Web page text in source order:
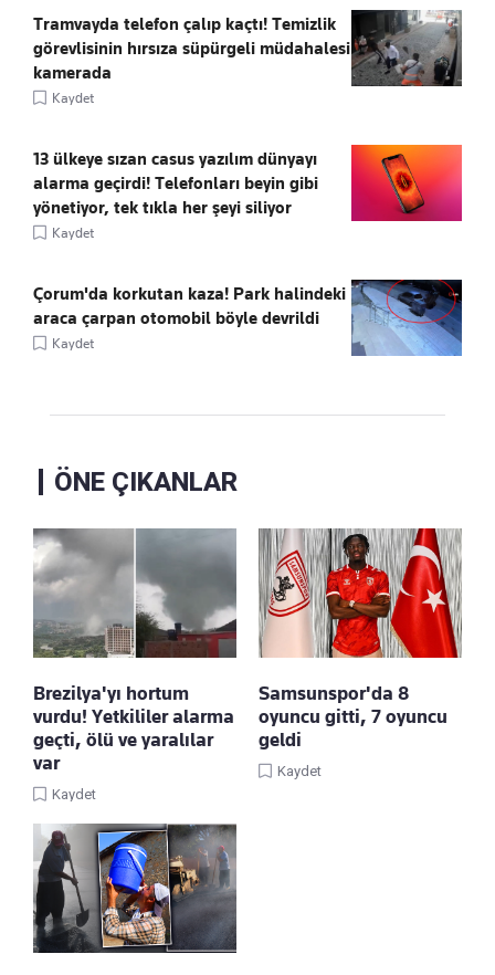
Tramvayda telefon çalıp kaçtı! Temizlik
görevlisinin hırsıza süpürgeli müdahalesi
kamerada
Kaydet
13 ülkeye sızan casus yazılım dünyayı
alarma geçirdi! Telefonları beyin gibi
yönetiyor, tek tıkla her şeyi siliyor
Kaydet
Çorum'da korkutan kaza! Park halindeki
araca çarpan otomobil böyle devrildi
Kaydet
ÖNE ÇIKANLAR
Brezilya'yı hortum
vurdu! Yetkililer alarma
geçti, ölü ve yaralılar
var
Kaydet
Samsunspor'da 8
oyuncu gitti, 7 oyuncu
geldi
Kaydet